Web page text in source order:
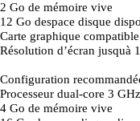
2 Go de mémoire vive
12 Go despace disque
Carte graphique
Résolution d’écran jusquà
Configuration
Processeur dual-core 3 GHz
4 Go de mémoire vive